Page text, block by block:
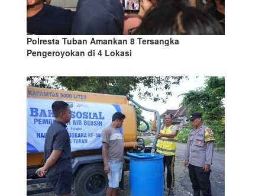
Polresta Tuban Amankan 8 Tersangka
Pengeroyokan di 4 Lokasi